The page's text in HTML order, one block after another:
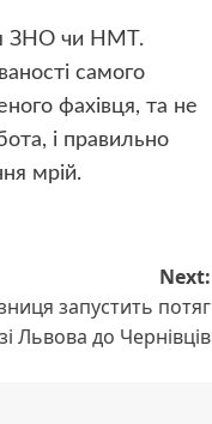
ЗНО чи НМТ.
самого
фахівця, та не
і правильно
мрій.
Next:
запустить потяг
зі Львова до Чернівців